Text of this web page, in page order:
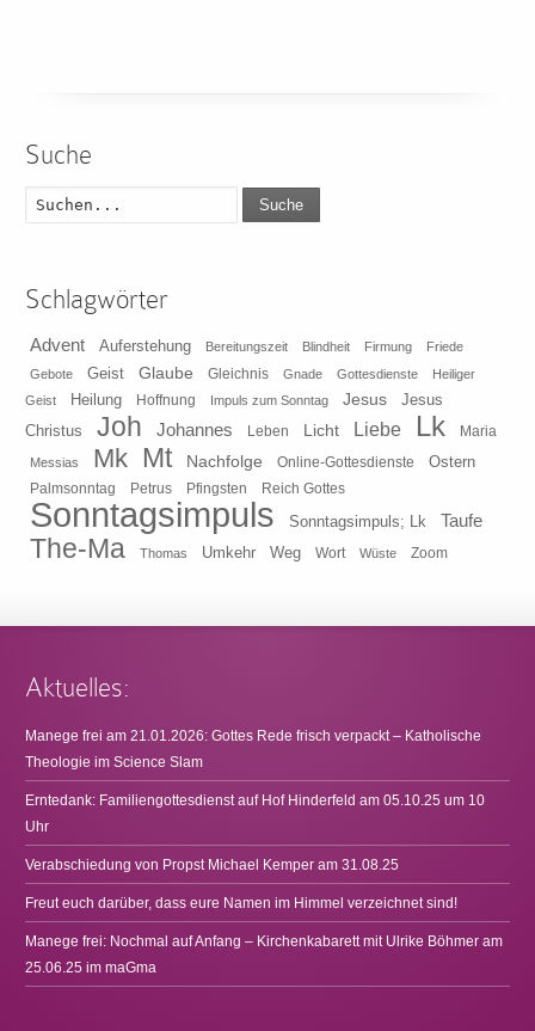
Suche
Suche
Schlagwörter
Advent Auferstehung Bereitungszeit Blindheit Firmung
Friede
Gebote
Geist Glaube Gleichnis Gnade Gottesdienste
Heiliger
Geist
Heilung Hoffnung Impuls zum Sonntag Jesus
Jesus
Christus
Joh Johannes Leben Licht Liebe Lk Maria
Messias Mk Mt Nachfolge Online-Gottesdienste Ostern
Palmsonntag Petrus Pfingsten Reich Gottes
Sonntagsimpuls Sonntagsimpuls; Lk Taufe
The-Ma Thomas Umkehr Weg Wort Wüste Zoom
Aktuelles:
Manege frei am 21.01.2026: Gottes Rede frisch verpackt – Katholische
Theologie im Science Slam
Erntedank: Familiengottesdienst auf Hof Hinderfeld am 05.10.25 um 10
Uhr
Verabschiedung von Propst Michael Kemper am 31.08.25
Freut euch darüber, dass eure Namen im Himmel verzeichnet sind!
Manege frei: Nochmal auf Anfang – Kirchenkabarett mit Ulrike Böhmer am
25.06.25 im maGma